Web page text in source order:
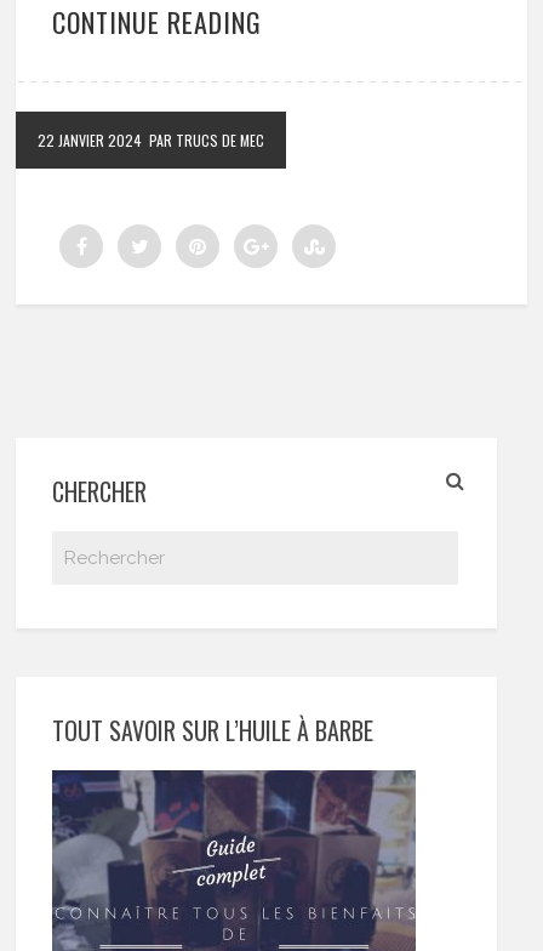
CONTINUE READING
22 JANVIER 2024 PAR TRUCS DE MEC
CHERCHER
TOUT SAVOIR SUR L’HUILE À BARBE